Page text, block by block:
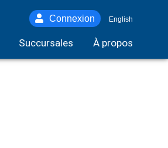
Connexion English
Succursales À propos